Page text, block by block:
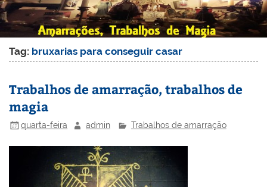
Tag: bruxarias para conseguir casar
Trabalhos de amarração, trabalhos de
magia
quarta-feira admin Trabalhos de amarração